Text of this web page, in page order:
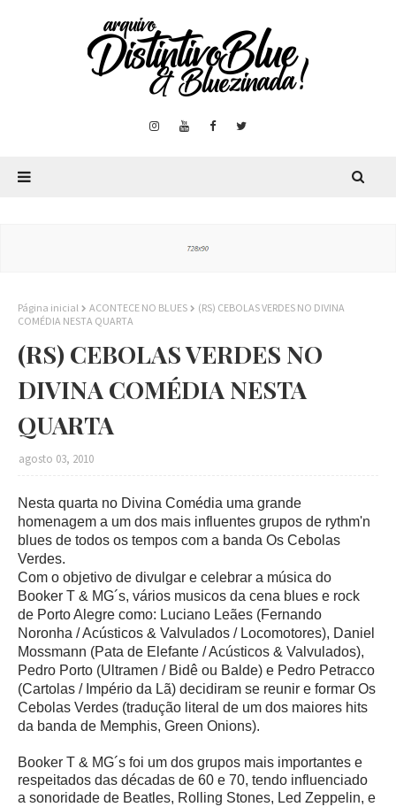
Página inicial ACONTECE NO BLUES
(RS) CEBOLAS VERDES NO DIVINA
COMÉDIA NESTA QUARTA
(RS) CEBOLAS VERDES NO
DIVINA COMÉDIA NESTA
QUARTA
agosto 03, 2010
Nesta quarta no Divina Comédia uma grande
homenagem a um dos mais influentes grupos de rythm'n
blues de todos os tempos com a banda Os Cebolas
Verdes.
Com o objetivo de divulgar e celebrar a música do
Booker T & MG´s, vários musicos da cena blues e rock
de Porto Alegre como: Luciano Leães (Fernando
Noronha / Acústicos & Valvulados / Locomotores), Daniel
Mossmann (Pata de Elefante / Acústicos & Valvulados),
Pedro Porto (Ultramen / Bidê ou Balde) e Pedro Petracco
(Cartolas / Império da Lã) decidiram se reunir e formar Os
Cebolas Verdes (tradução literal de um dos maiores hits
da banda de Memphis, Green Onions).
Booker T & MG´s foi um dos grupos mais importantes e
respeitados das décadas de 60 e 70, tendo influenciado
a sonoridade de Beatles, Rolling Stones, Led Zeppelin, e